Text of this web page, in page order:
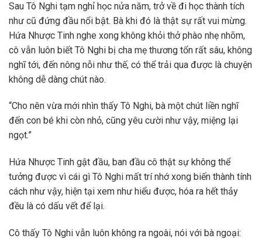
Sau Tô Nghi tạm nghỉ học nửa năm, trở về đi học thành tích
như cũ đứng đầu nổi bật. Bà khi đó là thật sự rất vui mừng.
Hứa Nhược Tinh nghe xong không khỏi thở phào nhẹ nhõm,
cô vẫn luôn biết Tô Nghi bị cha mẹ thương tổn rất sâu, không
nghĩ tới, đến nông nỗi như thế, có thể trải qua được là chuyện
không dễ dàng chút nào.
“Cho nên vừa mới nhìn thấy Tô Nghi, bà một chút liền nghĩ
đến con bé khi còn nhỏ, cũng yêu cười như vậy, miệng lại
ngọt.”
Hứa Nhược Tinh gật đầu, ban đầu cô thật sự không thể
tưởng được vì cái gì Tô Nghi mất trí nhớ xong biến thành tính
cách như vậy, hiện tại xem như hiểu được, hóa ra hết thảy
đều là có dấu vết để lại.
Cô thấy Tô Nghi vẫn luôn không ra ngoài, nói với bà ngoại: